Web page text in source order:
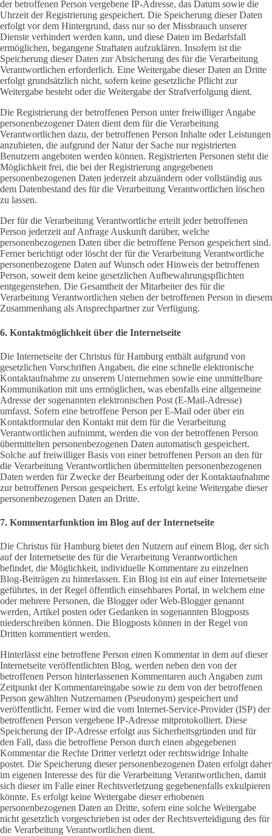
der betroffenen Person vergebene IP-Adresse, das Datum sowie die
Uhrzeit der Registrierung gespeichert. Die Speicherung dieser Daten
erfolgt vor dem Hintergrund, dass nur so der Missbrauch unserer
Dienste verhindert werden kann, und diese Daten im Bedarfsfall
ermöglichen, begangene Straftaten aufzuklären. Insofern ist die
Speicherung dieser Daten zur Absicherung des für die Verarbeitung
Verantwortlichen erforderlich. Eine Weitergabe dieser Daten an Dritte
erfolgt grundsätzlich nicht, sofern keine gesetzliche Pflicht zur
Weitergabe besteht oder die Weitergabe der Strafverfolgung dient.
Die Registrierung der betroffenen Person unter freiwilliger Angabe
personenbezogener Daten dient dem für die Verarbeitung
Verantwortlichen dazu, der betroffenen Person Inhalte oder Leistungen
anzubieten, die aufgrund der Natur der Sache nur registrierten
Benutzern angeboten werden können. Registrierten Personen steht die
Möglichkeit frei, die bei der Registrierung angegebenen
personenbezogenen Daten jederzeit abzuändern oder vollständig aus
dem Datenbestand des für die Verarbeitung Verantwortlichen löschen
zu lassen.
Der für die Verarbeitung Verantwortliche erteilt jeder betroffenen
Person jederzeit auf Anfrage Auskunft darüber, welche
personenbezogenen Daten über die betroffene Person gespeichert sind.
Ferner berichtigt oder löscht der für die Verarbeitung Verantwortliche
personenbezogene Daten auf Wunsch oder Hinweis der betroffenen
Person, soweit dem keine gesetzlichen Aufbewahrungspflichten
entgegenstehen. Die Gesamtheit der Mitarbeiter des für die
Verarbeitung Verantwortlichen stehen der betroffenen Person in diesem
Zusammenhang als Ansprechpartner zur Verfügung.
6. Kontaktmöglichkeit über die Internetseite
Die Internetseite der Christus für Hamburg enthält aufgrund von
gesetzlichen Vorschriften Angaben, die eine schnelle elektronische
Kontaktaufnahme zu unserem Unternehmen sowie eine unmittelbare
Kommunikation mit uns ermöglichen, was ebenfalls eine allgemeine
Adresse der sogenannten elektronischen Post (E-Mail-Adresse)
umfasst. Sofern eine betroffene Person per E-Mail oder über ein
Kontaktformular den Kontakt mit dem für die Verarbeitung
Verantwortlichen aufnimmt, werden die von der betroffenen Person
übermittelten personenbezogenen Daten automatisch gespeichert.
Solche auf freiwilliger Basis von einer betroffenen Person an den für
die Verarbeitung Verantwortlichen übermittelten personenbezogenen
Daten werden für Zwecke der Bearbeitung oder der Kontaktaufnahme
zur betroffenen Person gespeichert. Es erfolgt keine Weitergabe dieser
personenbezogenen Daten an Dritte.
7. Kommentarfunktion im Blog auf der Internetseite
Die Christus für Hamburg bietet den Nutzern auf einem Blog, der sich
auf der Internetseite des für die Verarbeitung Verantwortlichen
befindet, die Möglichkeit, individuelle Kommentare zu einzelnen
Blog-Beiträgen zu hinterlassen. Ein Blog ist ein auf einer Internetseite
geführtes, in der Regel öffentlich einsehbares Portal, in welchem eine
oder mehrere Personen, die Blogger oder Web-Blogger genannt
werden, Artikel posten oder Gedanken in sogenannten Blogposts
niederschreiben können. Die Blogposts können in der Regel von
Dritten kommentiert werden.
Hinterlässt eine betroffene Person einen Kommentar in dem auf dieser
Internetseite veröffentlichten Blog, werden neben den von der
betroffenen Person hinterlassenen Kommentaren auch Angaben zum
Zeitpunkt der Kommentareingabe sowie zu dem von der betroffenen
Person gewählten Nutzernamen (Pseudonym) gespeichert und
veröffentlicht. Ferner wird die vom Internet-Service-Provider (ISP) der
betroffenen Person vergebene IP-Adresse mitprotokolliert. Diese
Speicherung der IP-Adresse erfolgt aus Sicherheitsgründen und für
den Fall, dass die betroffene Person durch einen abgegebenen
Kommentar die Rechte Dritter verletzt oder rechtswidrige Inhalte
postet. Die Speicherung dieser personenbezogenen Daten erfolgt daher
im eigenen Interesse des für die Verarbeitung Verantwortlichen, damit
sich dieser im Falle einer Rechtsverletzung gegebenenfalls exkulpieren
könnte. Es erfolgt keine Weitergabe dieser erhobenen
personenbezogenen Daten an Dritte, sofern eine solche Weitergabe
nicht gesetzlich vorgeschrieben ist oder der Rechtsverteidigung des für
die Verarbeitung Verantwortlichen dient.